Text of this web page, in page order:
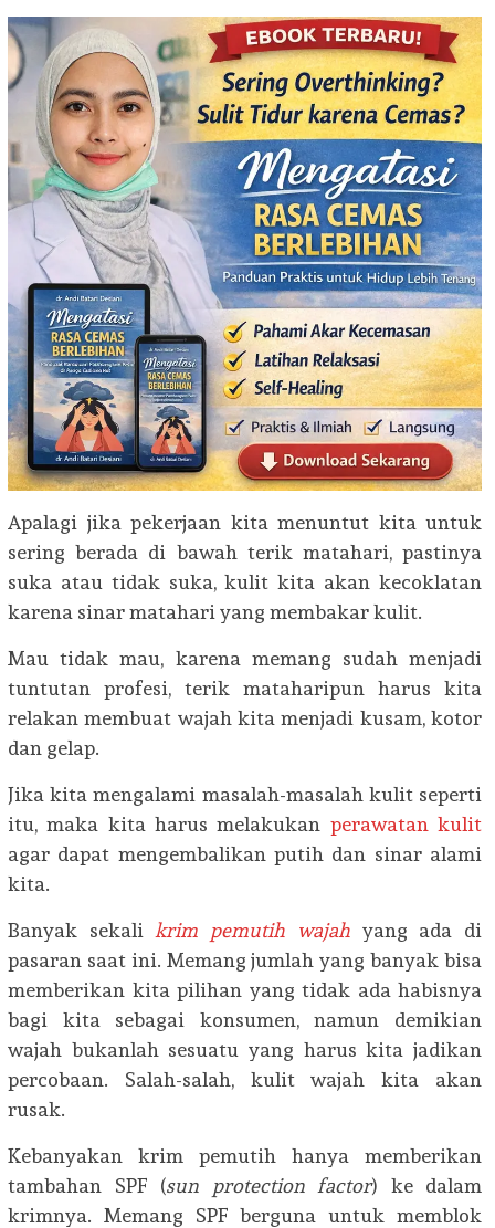
Apalagi jika pekerjaan kita menuntut kita untuk
sering berada di bawah terik matahari, pastinya
suka atau tidak suka, kulit kita akan kecoklatan
karena sinar matahari yang membakar kulit.
Mau tidak mau, karena memang sudah menjadi
tuntutan profesi, terik mataharipun harus kita
relakan membuat wajah kita menjadi kusam, kotor
dan gelap.
Jika kita mengalami masalah-masalah kulit seperti
itu, maka kita harus melakukan perawatan kulit
agar dapat mengembalikan putih dan sinar alami
kita.
Banyak sekali krim pemutih wajahyang ada di
pasaran saat ini. Memang jumlah yang banyak bisa
memberikan kita pilihan yang tidak ada habisnya
bagi kita sebagai konsumen, namun demikian
wajah bukanlah sesuatu yang harus kita jadikan
percobaan. Salah-salah, kulit wajah kita akan
rusak.
Kebanyakan krim pemutih hanya memberikan
tambahan SPF (sun protection factor) ke dalam
krimnya. Memang SPF berguna untuk memblok